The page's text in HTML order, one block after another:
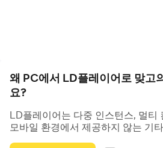
- 신규 컨텐츠! 복을 부르는 냥 저금
어요!
- 맞고의 신에서만 경험할 수 있는
요.
왜 PC에서 LD플레이어로 맞고
요?
LD플레이어는 다중 인스턴스, 멀티
모바일 환경에서 제공하지 않는 기